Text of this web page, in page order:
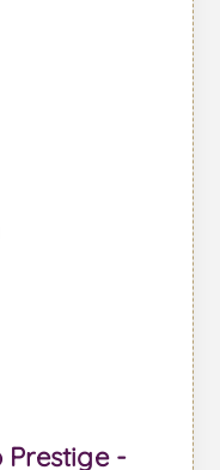
Prestige -